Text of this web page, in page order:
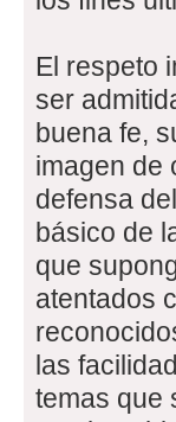
El respeto
ser
buena fe,
imagen de
defensa
básico de
que
atentados
las
temas que